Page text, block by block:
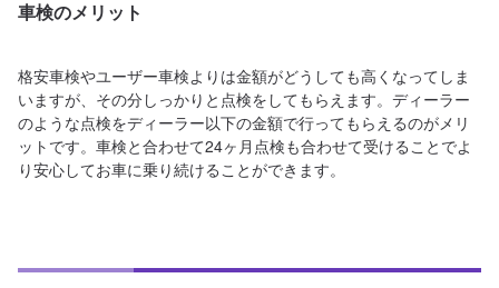
車検のメリット
格安車検やユーザー車検よりは金額がどうしても高くなってしま
いますが、その分しっかりと点検をしてもらえます。ディーラー
のような点検をディーラー以下の金額で行ってもらえるのがメリ
ットです。車検と合わせて24ヶ月点検も合わせて受けることでよ
り安心してお車に乗り続けることができます。